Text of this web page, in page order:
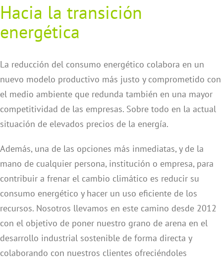
Hacia la transición
energética
La reducción del consumo energético colabora en un
nuevo modelo productivo más justo y comprometido con
el medio ambiente que redunda también en una mayor
competitividad de las empresas. Sobre todo en la actual
situación de elevados precios de la energía.
Además, una de las opciones más inmediatas, y de la
mano de cualquier persona, institución o empresa, para
contribuir a frenar el cambio climático es reducir su
consumo energético y hacer un uso eficiente de los
recursos. Nosotros llevamos en este camino desde 2012
con el objetivo de poner nuestro grano de arena en el
desarrollo industrial sostenible de forma directa y
colaborando con nuestros clientes ofreciéndoles